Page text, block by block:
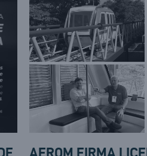
AEROM FIRMA